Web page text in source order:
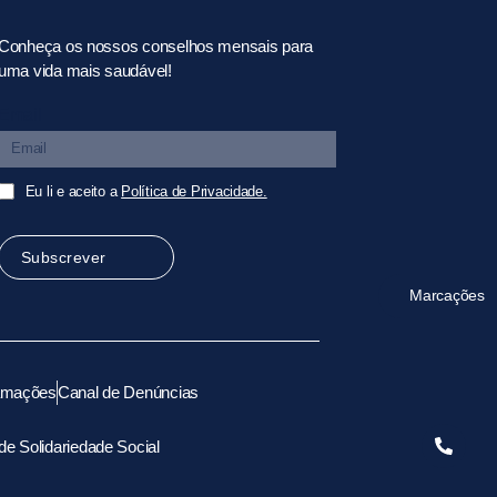
Marcações
os nossos conselhos mensais para
uma vida mais saudável!
Eu li e aceito a Política de Privacidade.
Subscrever
Canal de Denúncias
Solidariedade Social